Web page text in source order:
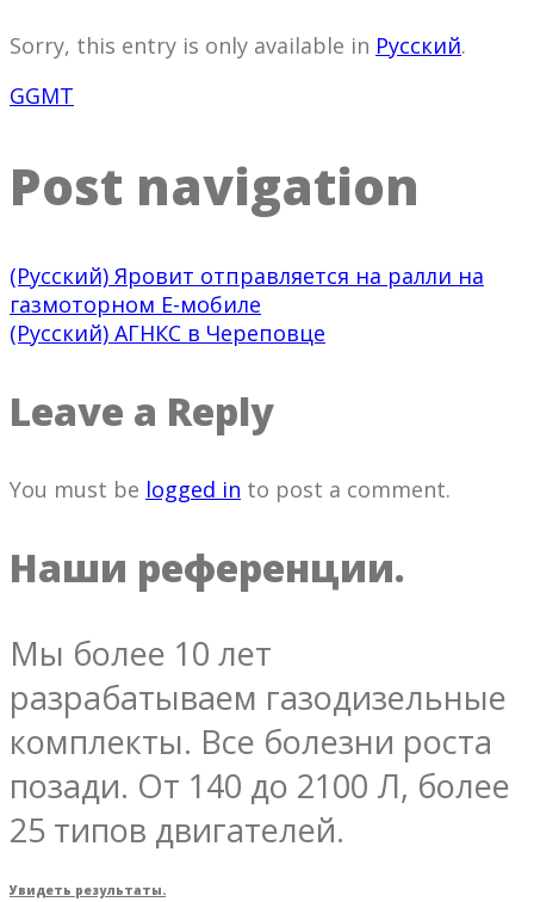
Sorry, this entry is only available in Русский.
GGMT
Post navigation
(Русский) Яровит отправляется на ралли на
газмоторном Е-мобиле
(Русский) АГНКС в Череповце
Leave a Reply
You must be logged in to post a comment.
Наши референции.
Мы более 10 лет
разрабатываем газодизельные
комплекты. Все болезни роста
позади. От 140 до 2100 Л, более
25 типов двигателей.
Увидеть результаты.